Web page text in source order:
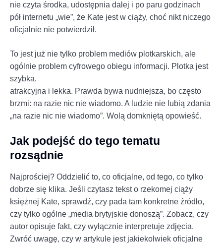
nie czyta środka, udostępnia dalej i po paru godzinach
pół internetu „wie”, że Kate jest w ciąży, choć nikt niczego
oficjalnie nie potwierdził.
To jest już nie tylko problem mediów plotkarskich, ale
ogólnie problem cyfrowego obiegu informacji. Plotka jest
szybka,
atrakcyjna i lekka. Prawda bywa nudniejsza, bo często
brzmi: na razie nic nie wiadomo. A ludzie nie lubią zdania
„na razie nic nie wiadomo”. Wolą domkniętą opowieść.
Jak podejść do tego tematu
rozsądnie
Najprościej? Oddzielić to, co oficjalne, od tego, co tylko
dobrze się klika. Jeśli czytasz tekst o rzekomej ciąży
księżnej Kate, sprawdź, czy pada tam konkretne źródło,
czy tylko ogólne „media brytyjskie donoszą”. Zobacz, czy
autor opisuje fakt, czy wyłącznie interpretuje zdjęcia.
Zwróć uwagę, czy w artykule jest jakiekolwiek oficjalne